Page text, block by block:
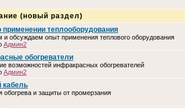
(новый раздел)
применении теплооборудования
и обсуждаем опыт применения теплового оборудования
Админ2
обогреватели
возможностей инфракрасных обогревателей
Админ2
кабель
обогрева и защиты от промерзания